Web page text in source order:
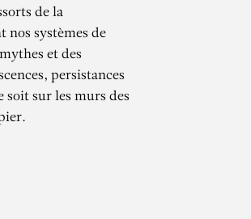
de la
nos systèmes de
et des
persistances
soit sur les murs des